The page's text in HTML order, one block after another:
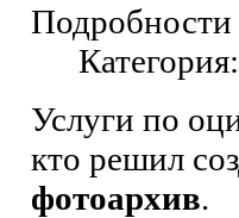
Подробности
Услуги по
кто решил
фотоархив.